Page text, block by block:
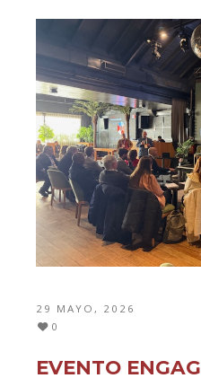
29 MAYO, 2026
0
EVENTO